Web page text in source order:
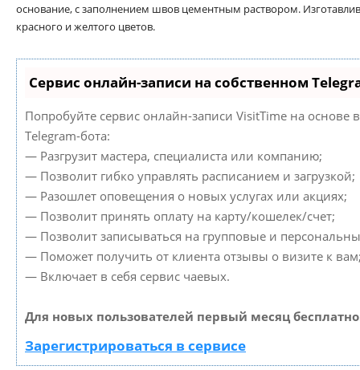
основание, с заполнением швов цементным раствором.
красного и желтого цветов.
Сервис онлайн-записи на собственном
Попробуйте сервис онлайн-записи VisitTime на основе
Telegram-бота:
— Разгрузит мастера, специалиста или компанию;
— Позволит гибко управлять расписанием и загрузкой;
— Разошлет оповещения о новых услугах или акциях;
— Позволит принять оплату на карту/кошелек/счет;
— Позволит записываться на групповые и
— Поможет получить от клиента отзывы о визите к
— Включает в себя сервис чаевых.
Для новых пользователей первый месяц
Зарегистрироваться в сервисе